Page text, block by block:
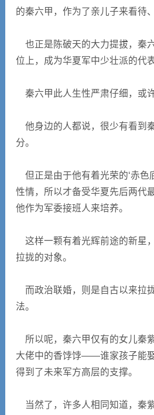
的秦六甲，作为了亲儿子来看待
也正是陈破天的大力提拔，秦
位上，成为华夏军中少壮派的代
秦六甲此人生性严肃仔细，或
他身边的人都说，很少有看到
分。
但正是由于他有着光荣的‘赤色
性情，所以才备受华夏先后两代
他作为军委接班人来培养。
这样一颗有着光辉前途的新星
拉拢的对象。
而政治联婚，则是自古以来拉
法。
所以呢，秦六甲仅有的女儿秦
大佬中的香饽饽――谁家孩子能
得到了未来军方高层的支撑。
当然了，许多人相同知道，秦